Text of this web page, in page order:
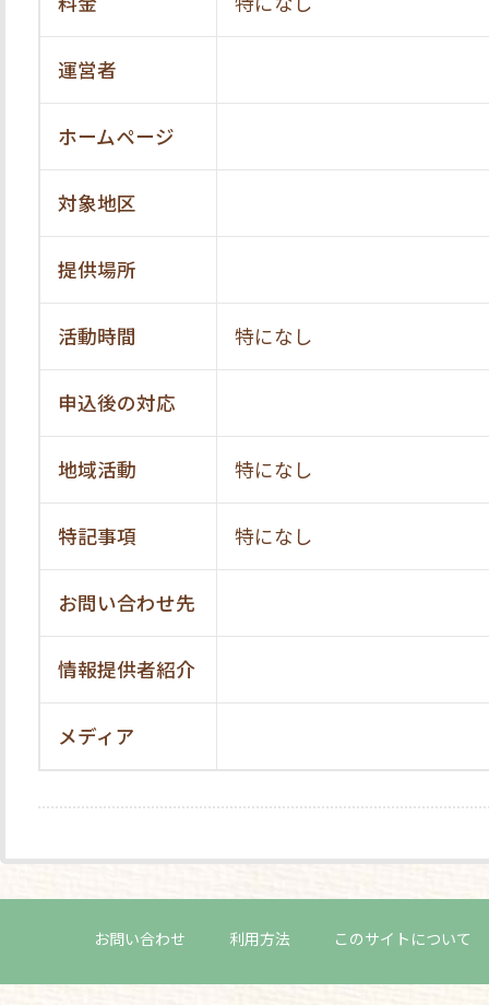
運営者
ホームページ
対象地区
提供場所
活動時間 特になし
申込後の対応
地域活動 特になし
特記事項 特になし
お問い合わせ先
情報提供者紹介
メディア
お問い合わせ 利用方法 このサイトについて